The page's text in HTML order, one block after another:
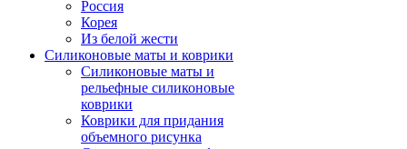
Россия
Корея
Из белой жести
Силиконовые маты и коврики
Силиконовые маты и
рельефные силиконовые
коврики
Коврики для придания
объемного рисунка